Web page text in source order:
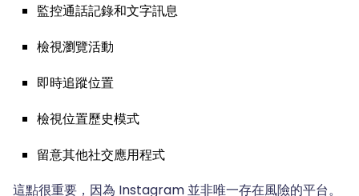
監控通話記錄和文字訊息
檢視瀏覽活動
即時追蹤位置
檢視位置歷史模式
留意其他社交應用程式
這點很重要，因為 Instagram 並非唯一存在風險的平台。